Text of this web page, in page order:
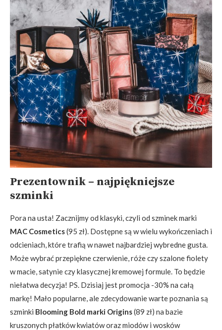
Prezentownik – najpiękniejsze
szminki
Pora na usta! Zacznijmy od klasyki, czyli od szminek marki
MAC Cosmetics(95 zł). Dostępne są w wielu wykończeniach i
odcieniach, które trafią w nawet najbardziej wybredne gusta.
Może wybrać przepiękne czerwienie, róże czy szalone fiolety
w macie, satynie czy klasycznej kremowej formule. To będzie
niełatwa decyzja! PS. Dzisiaj jest promocja -30% na całą
markę! Mało popularne, ale zdecydowanie warte poznania są
szminki Blooming Bold marki Origins(89 zł) na bazie
kruszonych płatków kwiatów oraz miodów i wosków